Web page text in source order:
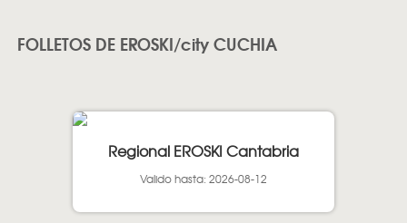
FOLLETOS DE EROSKI/city CUCHIA
Regional EROSKI Cantabria
Valido hasta: 2026-08-12